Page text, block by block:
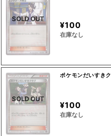
SOLD OUT
¥100
在庫なし
SOLD OUT
ポケモンだいすき
¥100
在庫なし